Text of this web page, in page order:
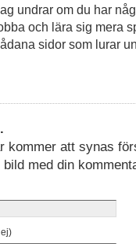
undrar om du har
och lära sig mera
sidor som lurar
kommer att synas
med din